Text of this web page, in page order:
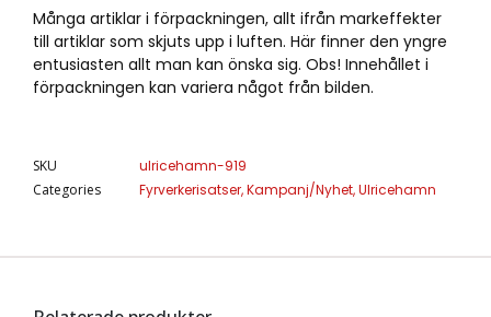
Många artiklar i förpackningen, allt ifrån markeffekter
till artiklar som skjuts upp i luften. Här finner den yngre
entusiasten allt man kan önska sig. Obs! Innehållet i
förpackningen kan variera något från bilden.
SKU
ulricehamn-919
Categories
Fyrverkerisatser,Kampanj/Nyhet,Ulricehamn